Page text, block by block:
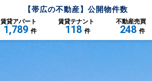
【帯広の不動産】公開物件数
賃貸アパート
1,789 件
賃貸テナント
118 件
不動産売買
248 件